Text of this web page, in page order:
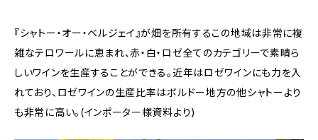
『シャトー・オー・ベルジェイ』が畑を所有するこの地域は非常に複
雑なテロワールに恵まれ、赤・白・ロゼ全てのカテゴリーで素晴ら
しいワインを生産することができる。近年はロゼワインにも力を入
れており、ロゼワインの生産比率はボルドー地方の他シャトーより
も非常に高い。(インポーター様資料より)